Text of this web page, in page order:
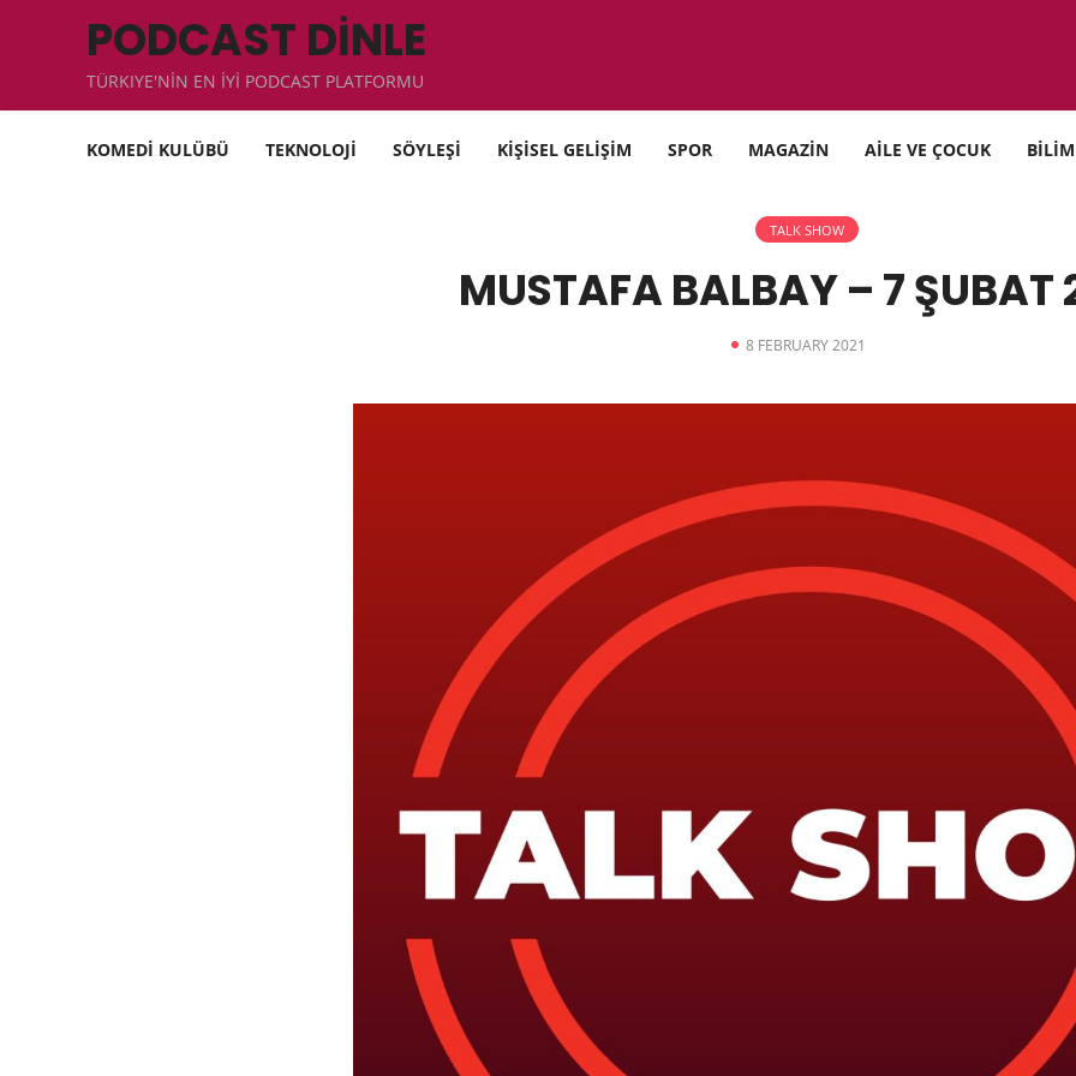
PODCAST DİNLE
TÜRKIYE'NİN EN İYİ PODCAST PLATFORMU
KOMEDİ KULÜBÜ TEKNOLOJİ SÖYLEŞİ KİŞİSEL GELİŞİM SPOR MAGAZİN AİLE VE ÇOCUK BİLİM
TALK SHOW
MUSTAFA BALBAY – 7 ŞUBAT
8 FEBRUARY 2021